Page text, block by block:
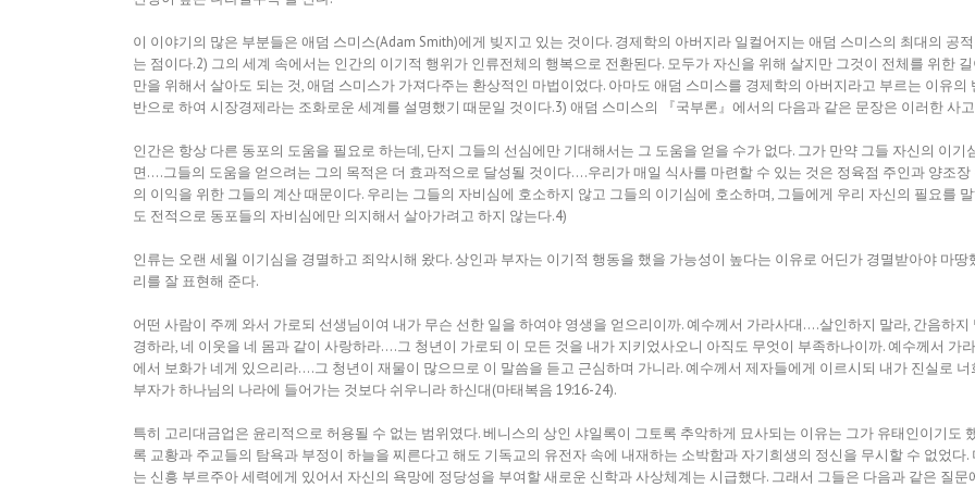
이 이야기의 많은 부분들은 애덤 스미스(Adam Smith)에게 빚지고 있는 것이다. 경제학의 아버지라 일컬어지는 애덤 스미스의 최대의 공적
는 점이다.2) 그의 세계 속에서는 인간의 이기적 행위가 인류전체의 행복으로 전환된다. 모두가 자신을 위해 살지만 그것이 전체를 위한
만을 위해서 살아도 되는 것, 애덤 스미스가 가져다주는 환상적인 마법이었다. 아마도 애덤 스미스를 경제학의 아버지라고 부르는 이유
반으로 하여 시장경제라는 조화로운 세계를 설명했기 때문일 것이다.3) 애덤 스미스의 『국부론』에서의 다음과 같은 문장은 이러한 사
인간은 항상 다른 동포의 도움을 필요로 하는데, 단지 그들의 선심에만 기대해서는 그 도움을 얻을 수가 없다. 그가 만약 그들 자신의 이
면….그들의 도움을 얻으려는 그의 목적은 더 효과적으로 달성될 것이다….우리가 매일 식사를 마련할 수 있는 것은 정육점 주인과 양조
의 이익을 위한 그들의 계산 때문이다. 우리는 그들의 자비심에 호소하지 않고 그들의 이기심에 호소하며, 그들에게 우리 자신의 필요를
도 전적으로 동포들의 자비심에만 의지해서 살아가려고 하지 않는다.4)
인류는 오랜 세월 이기심을 경멸하고 죄악시해 왔다. 상인과 부자는 이기적 행동을 했을 가능성이 높다는 이유로 어딘가 경멸받아야 마
리를 잘 표현해 준다.
어떤 사람이 주께 와서 가로되 선생님이여 내가 무슨 선한 일을 하여야 영생을 얻으리이까. 예수께서 가라사대….살인하지 말라, 간음하
경하라, 네 이웃을 네 몸과 같이 사랑하라….그 청년이 가로되 이 모든 것을 내가 지키었사오니 아직도 무엇이 부족하나이까. 예수께서
에서 보화가 네게 있으리라….그 청년이 재물이 많으므로 이 말씀을 듣고 근심하며 가니라. 예수께서 제자들에게 이르시되 내가 진실로
부자가 하나님의 나라에 들어가는 것보다 쉬우니라 하신대(마태복음 19:16-24).
특히 고리대금업은 윤리적으로 허용될 수 없는 범위였다. 베니스의 상인 샤일록이 그토록 추악하게 묘사되는 이유는 그가 유태인이기도
록 교황과 주교들의 탐욕과 부정이 하늘을 찌른다고 해도 기독교의 유전자 속에 내재하는 소박함과 자기희생의 정신을 무시할 수 없었
는 신흥 부르주아 세력에게 있어서 자신의 욕망에 정당성을 부여할 새로운 신학과 사상체계는 시급했다. 그래서 그들은 다음과 같은 질